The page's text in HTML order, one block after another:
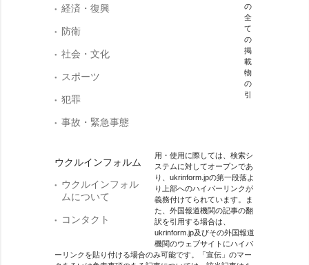
経済・復興
防衛
社会・文化
スポーツ
犯罪
事故・緊急事態
ウクルインフォルム
ウクルインフォル
ムについて
コンタクト
の
全
て
の
掲
載
物
の
引
用・使用に際しては、検索シ
ステムに対してオープンであ
り、ukrinform.jpの第一段落よ
り上部へのハイパーリンクが
義務付けてられています。ま
た、外国報道機関の記事の翻
訳を引用する場合は、
ukrinform.jp及びその外国報道
機関のウェブサイトにハイパ
ーリンクを貼り付ける場合のみ可能です。「宣伝」のマー